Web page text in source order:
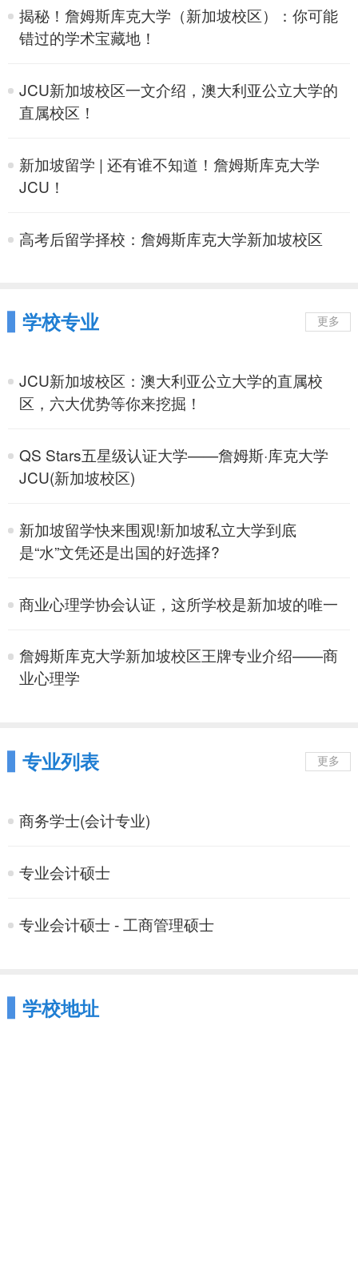
揭秘！詹姆斯库克大学（新加坡校区）：你可能
错过的学术宝藏地！
JCU新加坡校区一文介绍，澳大利亚公立大学的
直属校区！
新加坡留学 | 还有谁不知道！詹姆斯库克大学
JCU！
高考后留学择校：詹姆斯库克大学新加坡校区
学校专业 更多
JCU新加坡校区：澳大利亚公立大学的直属校
区，六大优势等你来挖掘！
QS Stars五星级认证大学——詹姆斯·库克大学
JCU(新加坡校区)
新加坡留学快来围观!新加坡私立大学到底
是“水”文凭还是出国的好选择?
商业心理学协会认证，这所学校是新加坡的唯一
詹姆斯库克大学新加坡校区王牌专业介绍——商
业心理学
专业列表 更多
商务学士(会计专业)
专业会计硕士
专业会计硕士 - 工商管理硕士
学校地址